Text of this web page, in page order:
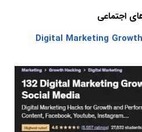
132 Digital Marketing